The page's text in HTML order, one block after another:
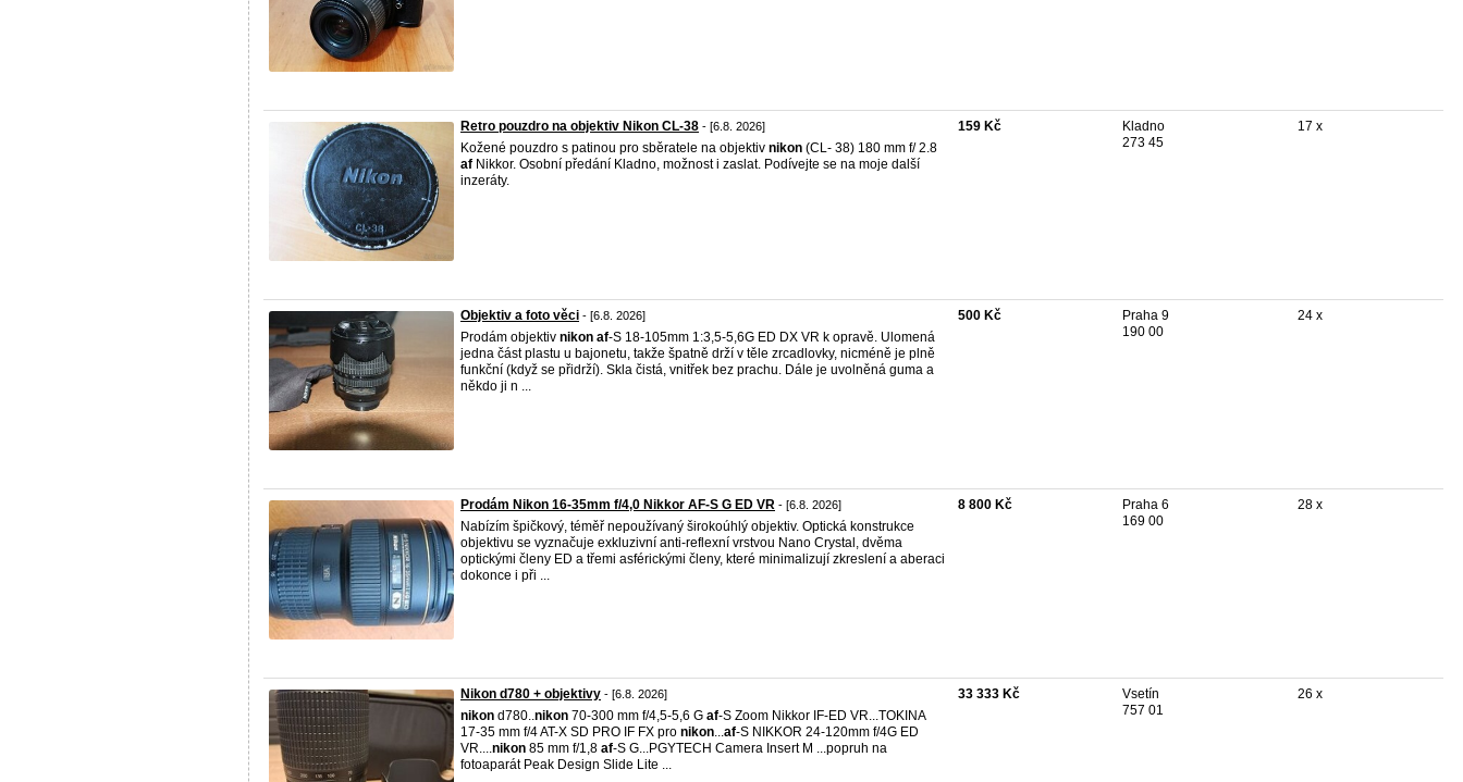
Retro pouzdro na objektiv Nikon CL-38 - [6.8. 2026]
Kožené pouzdro s patinou pro sběratele na objektiv nikon (CL- 38) 180 mm f/ 2.8
af Nikkor. Osobní předání Kladno, možnost i zaslat. Podívejte se na moje další
inzeráty.
159 Kč
Kladno
273 45
17 x
Objektiv a foto věci - [6.8. 2026]
Prodám objektiv nikon af-S 18-105mm 1:3,5-5,6G ED DX VR k opravě. Ulomená
jedna část plastu u bajonetu, takže špatně drží v těle zrcadlovky, nicméně je plně
funkční (když se přidrží). Skla čistá, vnitřek bez prachu. Dále je uvolněná guma a
někdo ji n ...
500 Kč
Praha 9
190 00
24 x
Prodám Nikon 16-35mm f/4,0 Nikkor AF-S G ED VR - [6.8. 2026]
Nabízím špičkový, téměř nepoužívaný širokoúhlý objektiv. Optická konstrukce
objektivu se vyznačuje exkluzivní anti-reflexní vrstvou Nano Crystal, dvěma
optickými členy ED a třemi asférickými členy, které minimalizují zkreslení a aberaci
dokonce i při ...
8 800 Kč
Praha 6
169 00
28 x
Nikon d780 + objektivy - [6.8. 2026]
nikon d780..nikon 70-300 mm f/4,5-5,6 G af-S Zoom Nikkor IF-ED VR...TOKINA
17-35 mm f/4 AT-X SD PRO IF FX pro nikon...af-S NIKKOR 24-120mm f/4G ED
VR....nikon 85 mm f/1,8 af-S G...PGYTECH Camera Insert M ...popruh na
fotoaparát Peak Design Slide Lite ...
33 333 Kč
Vsetín
757 01
26 x